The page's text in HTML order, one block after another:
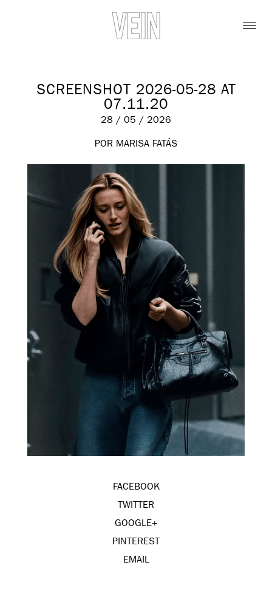
SCREENSHOT 2026-05-28 AT
07.11.20
28 / 05 / 2026
POR MARISA FATÁS
FACEBOOK
TWITTER
GOOGLE+
PINTEREST
EMAIL